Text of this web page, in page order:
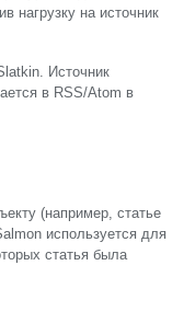
нагрузку на источник
Источник
в RSS/Atom в
(например, статье
используется для
статья была